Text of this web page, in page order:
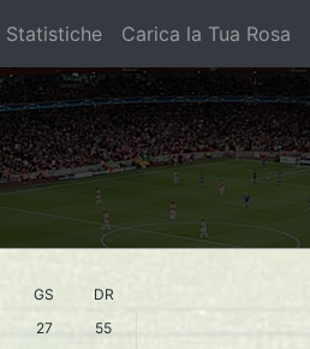
Statistiche Carica la Tua Rosa
GS
DR
27
55